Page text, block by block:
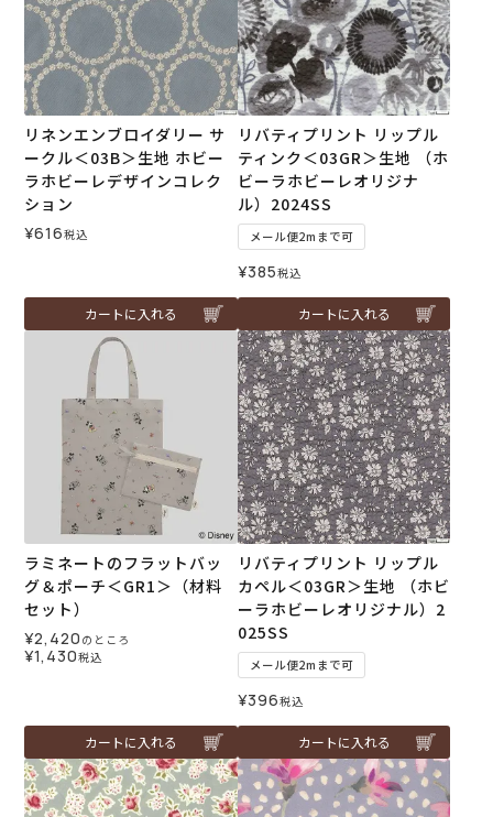
リネンエンブロイダリー サ
ークル＜03B＞生地 ホビー
ラホビーレデザインコレク
ション
¥616税込
カートに入れる
リバティプリント リップル
ティンク＜03GR＞生地 （ホ
ビーラホビーレオリジナ
ル）2024SS
メール便2mまで可
¥385税込
カートに入れる
ラミネートのフラットバッ
グ＆ポーチ＜GR1＞（材料
セット）
¥2,420 のところ
¥1,430税込
カートに入れる
リバティプリント リップル
カペル＜03GR＞生地 （ホビ
ーラホビーレオリジナル）2
025SS
メール便2mまで可
¥396税込
カートに入れる